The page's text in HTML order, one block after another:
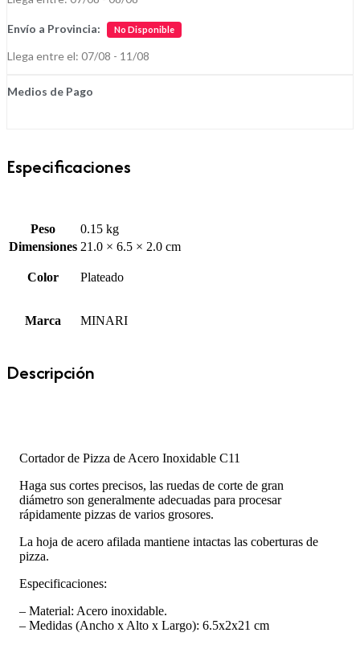
Envío a Provincia: No Disponible
Llega entre el: 07/08 - 11/08
Medios de Pago
Especificaciones
Peso
0.15 kg
Dimensiones 21.0 × 6.5 × 2.0 cm
Color Plateado
Marca MINARI
Descripción
Cortador de Pizza de Acero Inoxidable C11
Haga sus cortes precisos, las ruedas de corte de gran
diámetro son generalmente adecuadas para procesar
rápidamente pizzas de varios grosores.
La hoja de acero afilada mantiene intactas las coberturas de
pizza.
Especificaciones:
– Material: Acero inoxidable.
– Medidas (Ancho x Alto x Largo): 6.5x2x21 cm